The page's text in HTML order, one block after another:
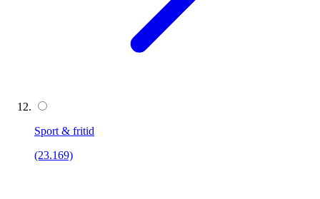
Sport & fritid
(23.169)